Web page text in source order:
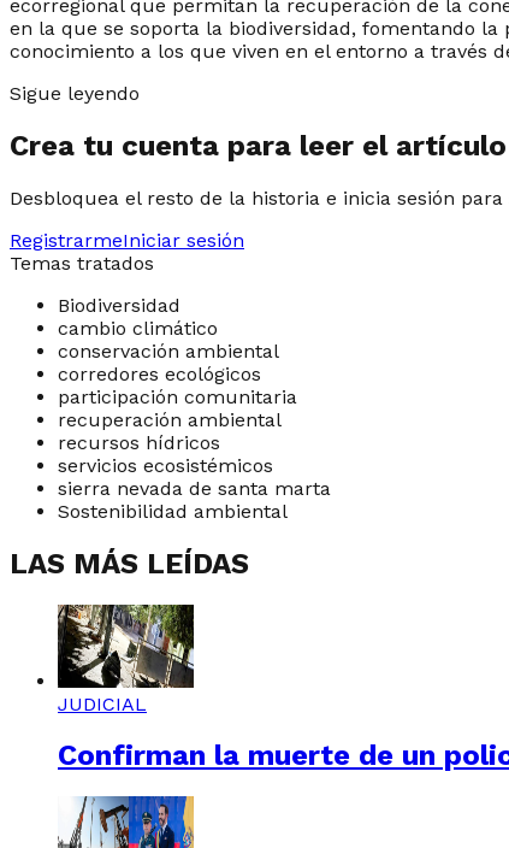
ecorregional que permitan la recuperación de la
en la que se soporta la biodiversidad, fomentando
conocimiento a los que viven en el entorno a través
Sigue leyendo
Crea tu cuenta para leer el
Desbloquea el resto de la historia e inicia sesión
RegistrarmeIniciar sesión
Temas tratados
Biodiversidad
cambio climático
conservación ambiental
corredores ecológicos
participación comunitaria
recuperación ambiental
recursos hídricos
servicios ecosistémicos
sierra nevada de santa marta
Sostenibilidad ambiental
LAS MÁS LEÍDAS
JUDICIAL
Confirman la muerte de un